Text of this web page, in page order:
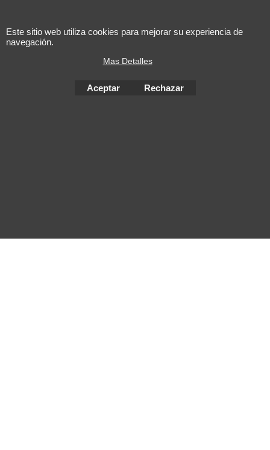
L'alcool est dangereux pour la santé. A consommer avec
modération
Este sitio web utiliza cookies para mejorar su experiencia de
navegación.
Mas Detalles
Aceptar Rechazar